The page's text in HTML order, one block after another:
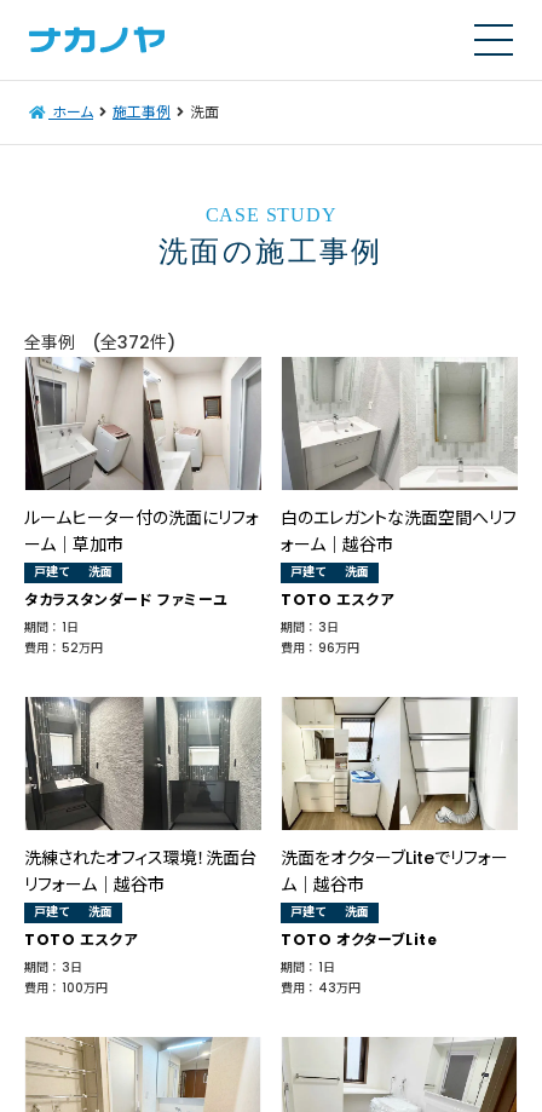
ホーム 施工事例 洗面
CASE STUDY
洗面の施工事例
全事例 (全372件)
ルームヒーター付の洗面にリフォ
ーム｜草加市
戸建て 洗面
タカラスタンダード ファミーユ
期間 ： 1日
費用 ： 52万円
白のエレガントな洗面空間へリフ
ォーム｜越谷市
戸建て 洗面
TOTO エスクア
期間 ： 3日
費用 ： 96万円
洗練されたオフィス環境！洗面台
リフォーム｜越谷市
戸建て 洗面
TOTO エスクア
期間 ： 3日
費用 ： 100万円
洗面をオクターブLiteでリフォー
ム│越谷市
戸建て 洗面
TOTO オクターブLite
期間 ： 1日
費用 ： 43万円